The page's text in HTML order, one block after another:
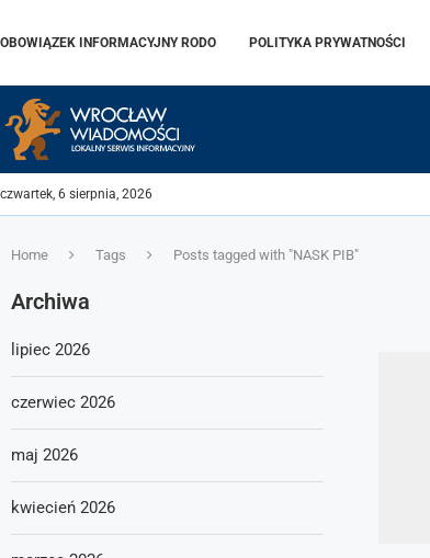
OBOWIĄZEK INFORMACYJNY RODO POLITYKA PRYWATNOŚCI
czwartek, 6 sierpnia, 2026
Home Tags Posts tagged with "NASK PIB"
Archiwa
lipiec 2026
czerwiec 2026
maj 2026
kwiecień 2026